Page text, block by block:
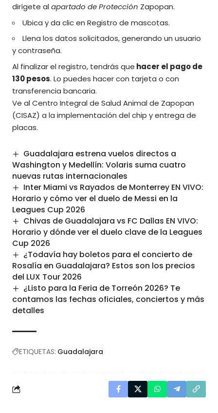
dirígete alapartado de Protección Zapopan.
Ubica y da clic en Registro de mascotas.
Llena los datos solicitados, generando un usuario
y contraseña.
Al finalizar el registro, tendrás que hacer el pago de
130 pesos. Lo puedes hacer con tarjeta o con
transferencia bancaria.
Ve al Centro Integral de Salud Animal de Zapopan
(CISAZ) a la implementación del chip y entrega de
placas.
Guadalajara estrena vuelos directos a
Washington y Medellín: Volaris suma cuatro
nuevas rutas internacionales
Inter Miami vs Rayados de Monterrey EN VIVO:
Horario y cómo ver el duelo de Messi en la
Leagues Cup 2026
Chivas de Guadalajara vs FC Dallas EN VIVO:
Horario y dónde ver el duelo clave de la Leagues
Cup 2026
¿Todavía hay boletos para el concierto de
Rosalía en Guadalajara? Estos son los precios
del LUX Tour 2026
¿Listo para la Feria de Torreón 2026? Te
contamos las fechas oficiales, conciertos y más
detalles
ETIQUETAS: Guadalajara